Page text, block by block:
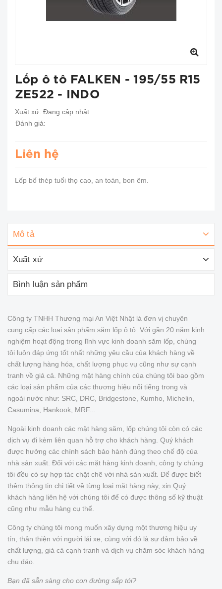
Lốp ô tô FALKEN - 195/55 R15
ZE522 - INDO
Xuất xứ: Đang cập nhật
Đánh giá:
Liên hệ
Lốp bố thép tuổi thọ cao, an toàn, bon êm.
Mô tả
Xuất xứ
Bình luận sản phẩm
Công ty TNHH Thương mại An Việt Nhật là đơn vị chuyên
cung cấp các loại sản phẩm săm lốp ô tô. Với gần 20 năm kinh
nghiệm hoạt động trong lĩnh vực kinh doanh săm lốp, chúng
tôi luôn đáp ứng tốt nhất những yêu cầu của khách hàng về
chất lượng hàng hóa, chất lượng phục vụ cũng như sự cạnh
tranh về giá cả. Những mặt hàng chính của chúng tôi bao gồm
các loại sản phẩm của các thương hiệu nổi tiếng trong và
ngoài nước như: SRC, DRC, Bridgestone, Kumho, Michelin,
Casumina, Hankook, MRF...
Ngoài kinh doanh các mặt hàng săm, lốp chúng tôi còn có các
dịch vụ đi kèm liên quan hỗ trợ cho khách hàng. Quý khách
được hưởng các chính sách bảo hành đúng theo chế độ của
nhà sản xuất. Đối với các mặt hàng kinh doanh, công ty chúng
tôi đều có sự hợp tác chặt chẽ với nhà sản xuất. Để được biết
thêm thông tin chi tiết về từng loại mặt hàng này, xin Quý
khách hàng liên hệ với chúng tôi để có được thông số kỹ thuật
cũng như mẫu hàng cụ thể.
Công ty chúng tôi mong muốn xây dựng một thương hiệu uy
tín, thân thiện với người lái xe, cùng với đó là sự đảm bảo về
chất lượng, giá cả cạnh tranh và dịch vụ chăm sóc khách hàng
chu đáo.
Bạn đã sẵn sàng cho con đường sắp tới?